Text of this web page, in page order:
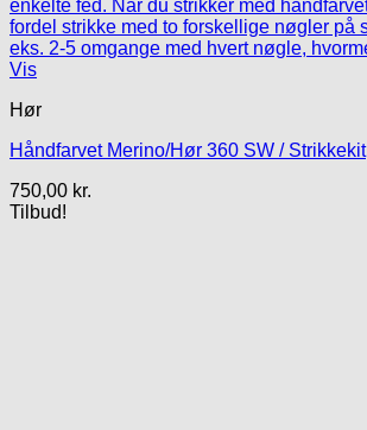
Vis
Hør
Håndfarvet Merino/Hør 360 SW / Strikkekit
750,00 kr.
Tilbud!